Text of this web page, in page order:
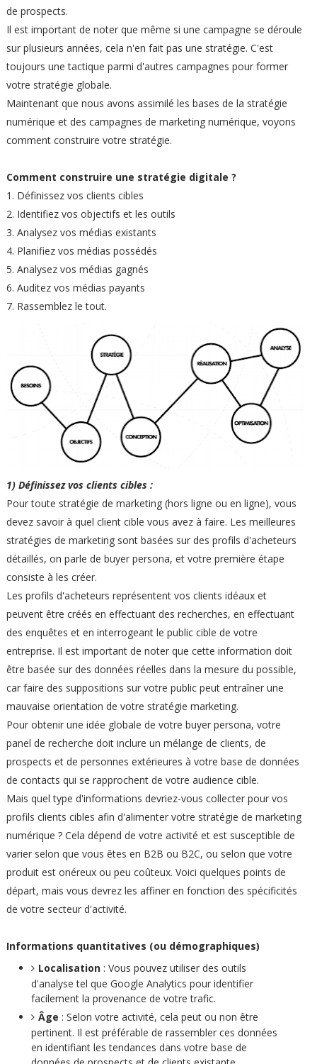
de prospects.
Il est important de noter que même si une campagne se déroule
sur plusieurs années, cela n'en fait pas une stratégie. C'est
toujours une tactique parmi d'autres campagnes pour former
votre stratégie globale.
Maintenant que nous avons assimilé les bases de la stratégie
numérique et des campagnes de marketing numérique, voyons
comment construire votre stratégie.
Comment construire une stratégie digitale ?
1. Définissez vos clients cibles
2. Identifiez vos objectifs et les outils
3. Analysez vos médias existants
4. Planifiez vos médias possédés
5. Analysez vos médias gagnés
6. Auditez vos médias payants
7. Rassemblez le tout.
1) Définissez vos clients cibles :
Pour toute stratégie de marketing (hors ligne ou en ligne), vous
devez savoir à quel client cible vous avez à faire. Les meilleures
stratégies de marketing sont basées sur des profils d'acheteurs
détaillés, on parle de buyer persona, et votre première étape
consiste à les créer.
Les profils d'acheteurs représentent vos clients idéaux et
peuvent être créés en effectuant des recherches, en effectuant
des enquêtes et en interrogeant le public cible de votre
entreprise. Il est important de noter que cette information doit
être basée sur des données réelles dans la mesure du possible,
car faire des suppositions sur votre public peut entraîner une
mauvaise orientation de votre stratégie marketing.
Pour obtenir une idée globale de votre buyer persona, votre
panel de recherche doit inclure un mélange de clients, de
prospects et de personnes extérieures à votre base de données
de contacts qui se rapprochent de votre audience cible.
Mais quel type d'informations devriez-vous collecter pour vos
profils clients cibles afin d'alimenter votre stratégie de marketing
numérique ? Cela dépend de votre activité et est susceptible de
varier selon que vous êtes en B2B ou B2C, ou selon que votre
produit est onéreux ou peu coûteux. Voici quelques points de
départ, mais vous devrez les affiner en fonction des spécificités
de votre secteur d'activité.
Informations quantitatives (ou démographiques)
Localisation: Vous pouvez utiliser des outils
d'analyse tel que Google Analytics pour identifier
facilement la provenance de votre trafic.
Âge : Selon votre activité, cela peut ou non être
pertinent. Il est préférable de rassembler ces données
en identifiant les tendances dans votre base de